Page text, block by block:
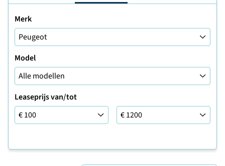
Merk
Model
Leaseprijs van/tot
Leaseprijs tot